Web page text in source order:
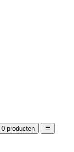
0 producten